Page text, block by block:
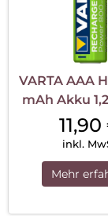
VARTA AAA
mAh Akku
11,90
inkl.
Mehr